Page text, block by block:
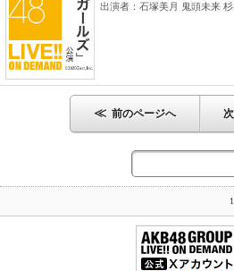
出演者：石塚美月 鬼頭未来 杉
≪ 前のページへ